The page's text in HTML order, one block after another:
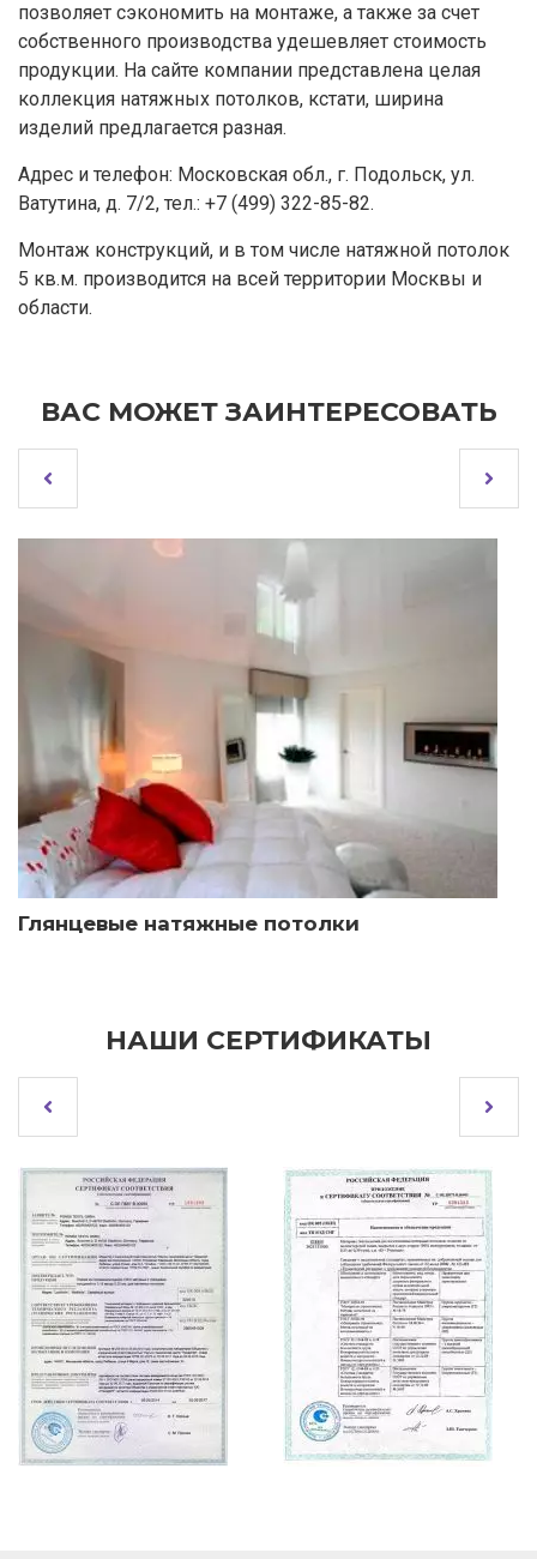
позволяет сэкономить на монтаже, а также за счет
собственного производства удешевляет стоимость
продукции. На сайте компании представлена целая
коллекция натяжных потолков, кстати, ширина
изделий предлагается разная.
Адрес и телефон: Московская обл., г. Подольск, ул.
Ватутина, д. 7/2, тел.: +7 (499) 322-85-82.
Монтаж конструкций, и в том числе натяжной потолок
5 кв.м. производится на всей территории Москвы и
области.
ВАС МОЖЕТ ЗАИНТЕРЕСОВАТЬ
Глянцевые натяжные потолки
НАШИ СЕРТИФИКАТЫ